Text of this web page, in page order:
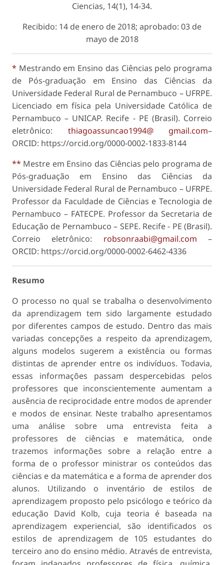
Ciencias, 14(1), 14-34.
Recibido: 14 de enero de 2018; aprobado: 03 de
mayo de 2018
* Mestrando em Ensino das Ciências pelo programa
de Pós-graduação em Ensino das Ciências da
Universidade Federal Rural de Pernambuco – UFRPE.
Licenciado em física pela Universidade Católica de
Pernambuco – UNICAP. Recife - PE (Brasil). Correio
eletrônico: thiagoassuncao1994@ gmail.com–
ORCID: https://orcid.org/0000-0002-1833-8144
** Mestre em Ensino das Ciências pelo programa de
Pós-graduação em Ensino das Ciências da
Universidade Federal Rural de Pernambuco – UFRPE.
Professor da Faculdade de Ciências e Tecnologia de
Pernambuco – FATECPE. Professor da Secretaria de
Educação de Pernambuco – SEPE. Recife - PE (Brasil).
Correio eletrônico: robsonraabi@gmail.com –
ORCID: https://orcid.org/0000-0002-6462-4336
Resumo
O processo no qual se trabalha o desenvolvimento
da aprendizagem tem sido largamente estudado
por diferentes campos de estudo. Dentro das mais
variadas concepções a respeito da aprendizagem,
alguns modelos sugerem a existência ou formas
distintas de aprender entre os indivíduos. Todavia,
essas informações passam despercebidas pelos
professores que inconscientemente aumentam a
ausência de reciprocidade entre modos de aprender
e modos de ensinar. Neste trabalho apresentamos
uma análise sobre uma entrevista feita a
professores de ciências e matemática, onde
trazemos informações sobre a relação entre a
forma de o professor ministrar os conteúdos das
ciências e da matemática e a forma de aprender dos
alunos. Utilizando o inventário de estilos de
aprendizagem proposto pelo psicólogo e teórico da
educação David Kolb, cuja teoria é baseada na
aprendizagem experiencial, são identificados os
estilos de aprendizagem de 105 estudantes do
terceiro ano do ensino médio. Através de entrevista,